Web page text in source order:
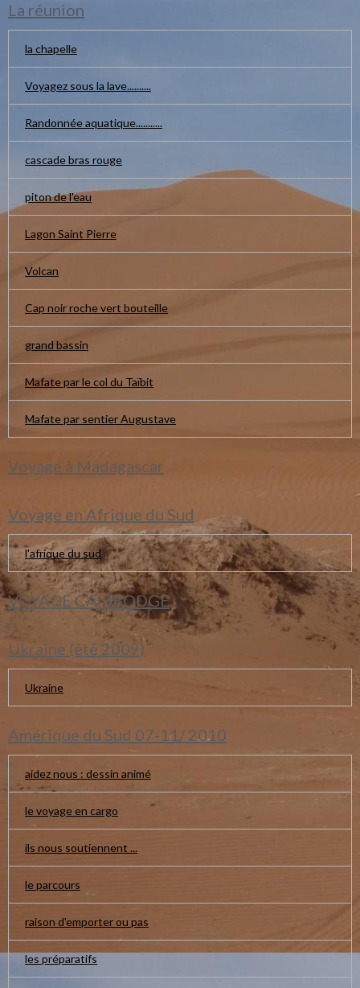
La réunion
la chapelle
Voyagez sous la lave..........
Randonnée aquatique...........
cascade bras rouge
piton de l'eau
Lagon Saint Pierre
Volcan
Cap noir roche vert bouteille
grand bassin
Mafate par le col du Taïbit
Mafate par sentier Augustave
Voyage à Madagascar
Voyage en Afrique du Sud
l'afrique du sud
VOYAGE CAMBODGE
Ukraine (été 2009)
Ukraine
Amérique du Sud 07-11/ 2010
aidez nous : dessin animé
le voyage en cargo
ils nous soutiennent ...
le parcours
raison d'emporter ou pas
les préparatifs